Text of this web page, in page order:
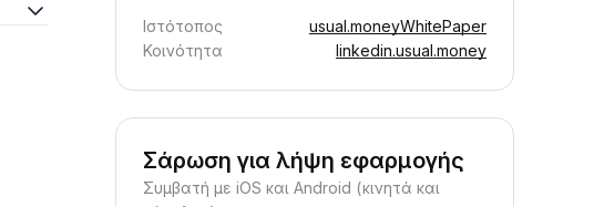
Ιστότοπος usual.moneyWhitePaper
Κοινότητα
linkedin.usual.money
Σάρωση για λήψη εφαρμογής
Συμβατή με iOS και Android (κινητά και